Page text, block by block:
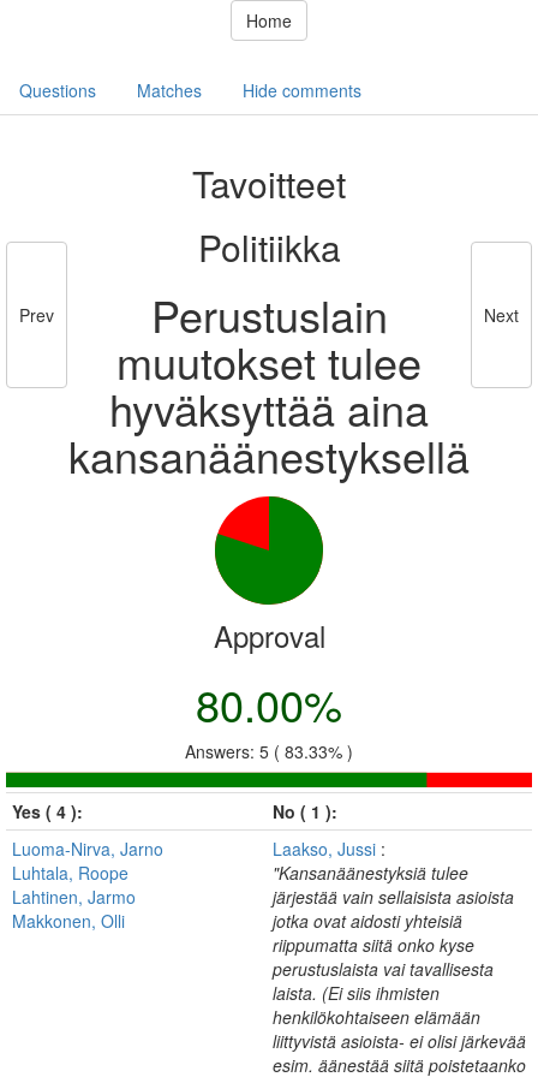
Home
Questions Matches Hide comments
Prev
Tavoitteet
Politiikka
Perustuslain
muutokset tulee
hyväksyttää aina
kansanäänestyksellä
Next
Approval
80.00%
Answers: 5 ( 83.33% )
Yes ( 4 ):
No ( 1 ):
Luoma-Nirva, Jarno
Luhtala, Roope
Lahtinen, Jarmo
Makkonen, Olli
Laakso, Jussi :
"Kansanäänestyksiä tulee
järjestää vain sellaisista asioista
jotka ovat aidosti yhteisiä
riippumatta siitä onko kyse
perustuslaista vai tavallisesta
laista. (Ei siis ihmisten
henkilökohtaiseen elämään
liittyvistä asioista- ei olisi järkevää
esim. äänestää siitä poistetaanko